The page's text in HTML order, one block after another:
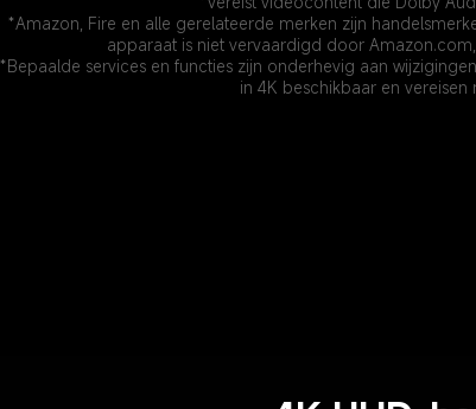
*Amazon, Fire en alle gerelateerde merken zijn
apparaat is niet vervaardigd door
*Bepaalde services en functies zijn onderhevig aan
in 4K beschikbaar en